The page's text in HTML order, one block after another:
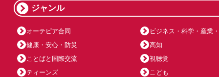
ジャンル
オーテピア合同
ビジネス・科学・産業
健康・安心・防災
高知
ことばと国際交流
視聴覚
ティーンズ
こども